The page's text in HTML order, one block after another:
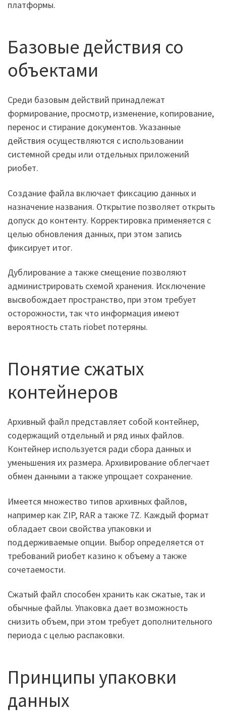
платформы.
Базовые действия со
объектами
Среди базовым действий принадлежат
формирование, просмотр, изменение, копирование,
перенос и стирание документов. Указанные
действия осуществляются с использовании
системной среды или отдельных приложений
риобет.
Создание файла включает фиксацию данных и
назначение названия. Открытие позволяет открыть
допуск до контенту. Корректировка применяется с
целью обновления данных, при этом запись
фиксирует итог.
Дублирование а также смещение позволяют
администрировать схемой хранения. Исключение
высвобождает пространство, при этом требует
осторожности, так что информация имеют
вероятность стать riobet потеряны.
Понятие сжатых
контейнеров
Архивный файл представляет собой контейнер,
содержащий отдельный и ряд иных файлов.
Контейнер используется ради сбора данных и
уменьшения их размера. Архивирование облегчает
обмен данными а также упрощает сохранение.
Имеется множество типов архивных файлов,
например как ZIP, RAR а также 7Z. Каждый формат
обладает свои свойства упаковки и
поддерживаемые опции. Выбор определяется от
требований риобет казино к объему а также
сочетаемости.
Сжатый файл способен хранить как сжатые, так и
обычные файлы. Упаковка дает возможность
снизить объем, при этом требует дополнительного
периода с целью распаковки.
Принципы упаковки
данных